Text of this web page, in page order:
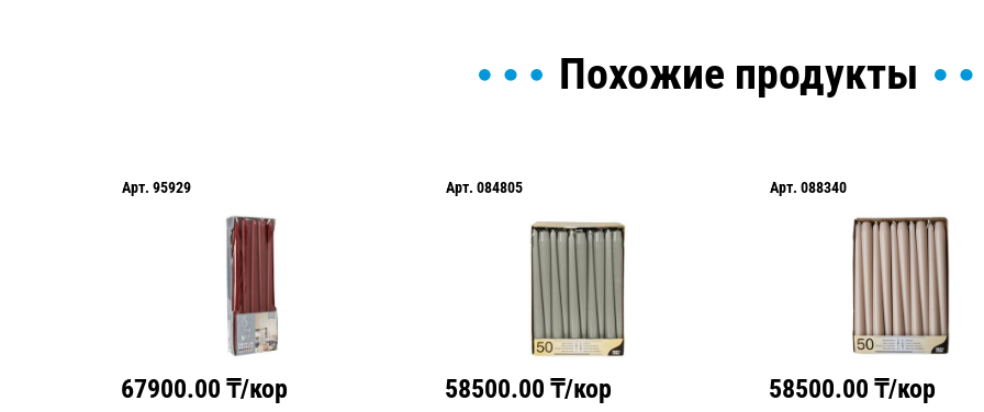
Похожие продукты
Арт. 95929
67900.00 ₸/кор
Арт. 084805
58500.00 ₸/кор
Арт. 088340
58500.00 ₸/кор